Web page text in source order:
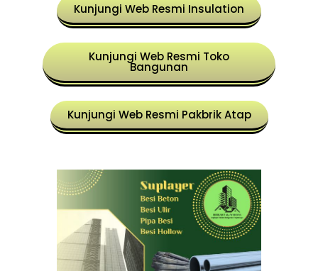
Kunjungi Web Resmi Insulation
Kunjungi Web Resmi Toko
Bangunan
Kunjungi Web Resmi Pakbrik Atap